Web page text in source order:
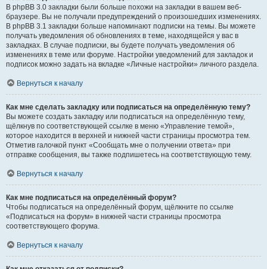
В phpBB 3.0 закладки были больше похожи на закладки в вашем веб-
браузере. Вы не получали предупреждений о произошедших изменениях.
В phpBB 3.1 закладки больше напоминают подписки на темы. Вы можете
получать уведомления об обновлениях в теме, находящейся у вас в
закладках. В случае подписки, вы будете получать уведомления об
изменениях в теме или форуме. Настройки уведомлений для закладок и
подписок можно задать на вкладке «Личные настройки» личного раздела.
Вернуться к началу
Как мне сделать закладку или подписаться на определённую тему?
Вы можете создать закладку или подписаться на определённую тему,
щёлкнув по соответствующей ссылке в меню «Управление темой»,
которое находится в верхней и нижней части страницы просмотра тем.
Отметив галочкой пункт «Сообщать мне о получении ответа» при
отправке сообщения, вы также подпишетесь на соответствующую тему.
Вернуться к началу
Как мне подписаться на определённый форум?
Чтобы подписаться на определённый форум, щёлкните по ссылке
«Подписаться на форум» в нижней части страницы просмотра
соответствующего форума.
Вернуться к началу